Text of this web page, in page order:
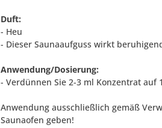
Duft:
- Heu
- Dieser Saunaaufguss wirkt
Anwendung/Dosierung:
- Verdünnen Sie 2-3 ml Konzentrat auf
Anwendung ausschließlich gemäß
Saunaofen geben!